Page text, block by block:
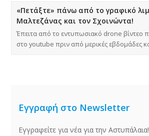
«Πετάξτε» πάνω από το γραφικό
Μαλτεζάνας και τον Σχοινώντα!
Έπειτα από το εντυπωσιακό drone βίντεο
στο youtube πριν από μερικές εβδομάδες
Εγγραφή στο Newsletter
Εγγραφείτε για νέα για την Αστυπάλαια!